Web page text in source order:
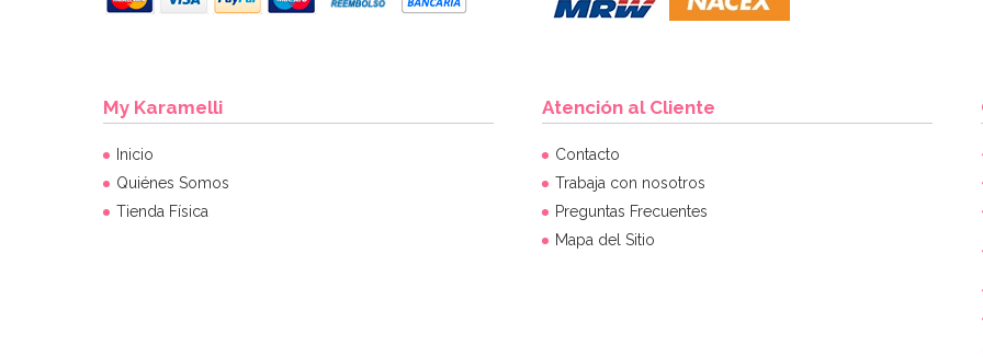
My Karamelli
Inicio
Quiénes Somos
Tienda Física
Atención al Cliente
Contacto
Trabaja con nosotros
Preguntas Frecuentes
Mapa del Sitio